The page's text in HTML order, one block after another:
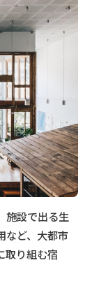
施設で出る生
など、大都市
取り組む宿